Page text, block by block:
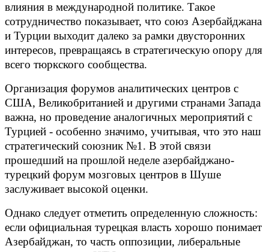
влияния в международной политике. Такое
сотрудничество показывает, что союз Азербайджана
и Турции выходит далеко за рамки двусторонних
интересов, превращаясь в стратегическую опору для
всего тюркского сообщества.
Организация форумов аналитических центров с
США, Великобританией и другими странами Запада
важна, но проведение аналогичных мероприятий с
Турцией - особенно значимо, учитывая, что это наш
стратегический союзник №1. В этой связи
прошедший на прошлой неделе азербайджано-
турецкий форум мозговых центров в Шуше
заслуживает высокой оценки.
Однако следует отметить определенную сложность:
если официальная турецкая власть хорошо понимает
Азербайджан, то часть оппозиции, либеральные